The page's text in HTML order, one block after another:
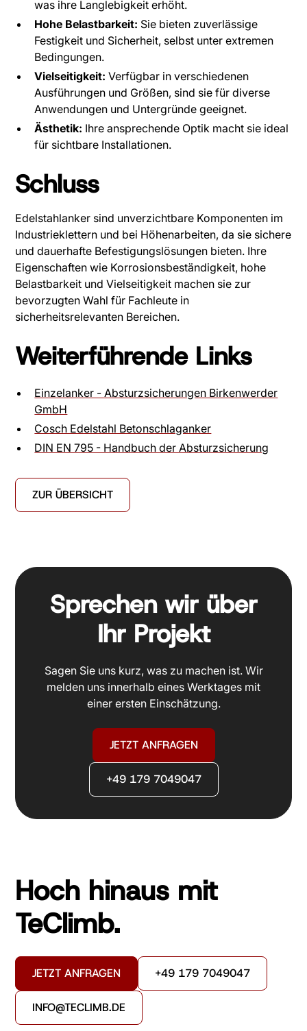
was ihre Langlebigkeit erhöht.
Hohe Belastbarkeit: Sie bieten zuverlässige
Festigkeit und Sicherheit, selbst unter extremen
Bedingungen.
Vielseitigkeit: Verfügbar in verschiedenen
Ausführungen und Größen, sind sie für diverse
Anwendungen und Untergründe geeignet.
Ästhetik: Ihre ansprechende Optik macht sie ideal
für sichtbare Installationen.
Schluss
Edelstahlanker sind unverzichtbare Komponenten im
Industrieklettern und bei Höhenarbeiten, da sie sichere
und dauerhafte Befestigungslösungen bieten. Ihre
Eigenschaften wie Korrosionsbeständigkeit, hohe
Belastbarkeit und Vielseitigkeit machen sie zur
bevorzugten Wahl für Fachleute in
sicherheitsrelevanten Bereichen.
Weiterführende Links
Einzelanker - Absturzsicherungen Birkenwerder
GmbH
Cosch Edelstahl Betonschlaganker
DIN EN 795 - Handbuch der Absturzsicherung
ZUR ÜBERSICHT
Sprechen wir über
Ihr Projekt
Sagen Sie uns kurz, was zu machen ist. Wir
melden uns innerhalb eines Werktages mit
einer ersten Einschätzung.
JETZT ANFRAGEN
+49 179 7049047
Hoch hinaus mit
TeClimb.
JETZT ANFRAGEN +49 179 7049047
INFO@TECLIMB.DE